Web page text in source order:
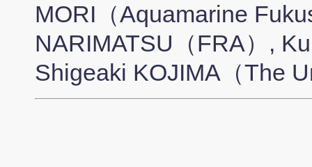
MORI（Aquamarine
NARIMATSU（FRA）,
Shigeaki KOJIMA（The